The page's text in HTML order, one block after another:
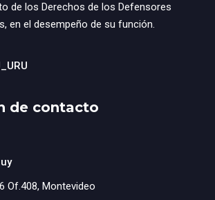
de los Derechos de los Defensores
en el desempeño de su función.
de contacto
Of.408, Montevideo